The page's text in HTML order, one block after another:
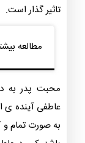
تاثیر گذار است.
مطالعه
محبت پدر به
عاطفی آینده
به صورت تمام و